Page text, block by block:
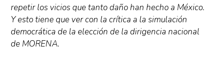
repetir los vicios que tanto daño han hecho a México.
Y esto tiene que ver con la crítica a la simulación
democrática de la elección de la dirigencia nacional
de MORENA.